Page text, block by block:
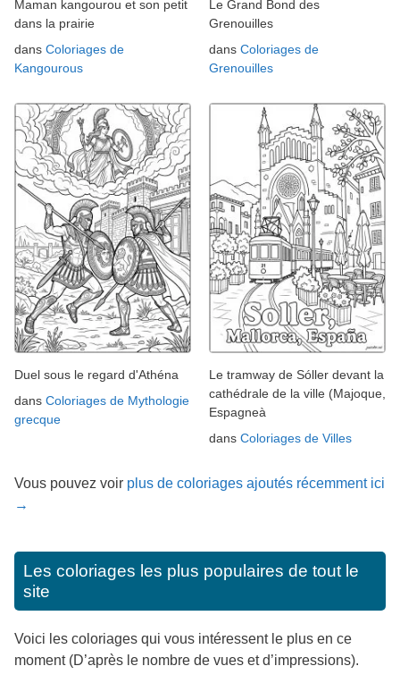
Maman kangourou et son petit
dans la prairie
dans Coloriages de
Kangourous
Le Grand Bond des
Grenouilles
dans Coloriages de
Grenouilles
Duel sous le regard d'Athéna
dans Coloriages de Mythologie
grecque
Le tramway de Sóller devant la
cathédrale de la ville (Majoque,
Espagneà
dans Coloriages de Villes
Vous pouvez voir plus de coloriages ajoutés récemment ici
→
Les coloriages les plus populaires de tout le
site
Voici les coloriages qui vous intéressent le plus en ce
moment (D’après le nombre de vues et d’impressions).